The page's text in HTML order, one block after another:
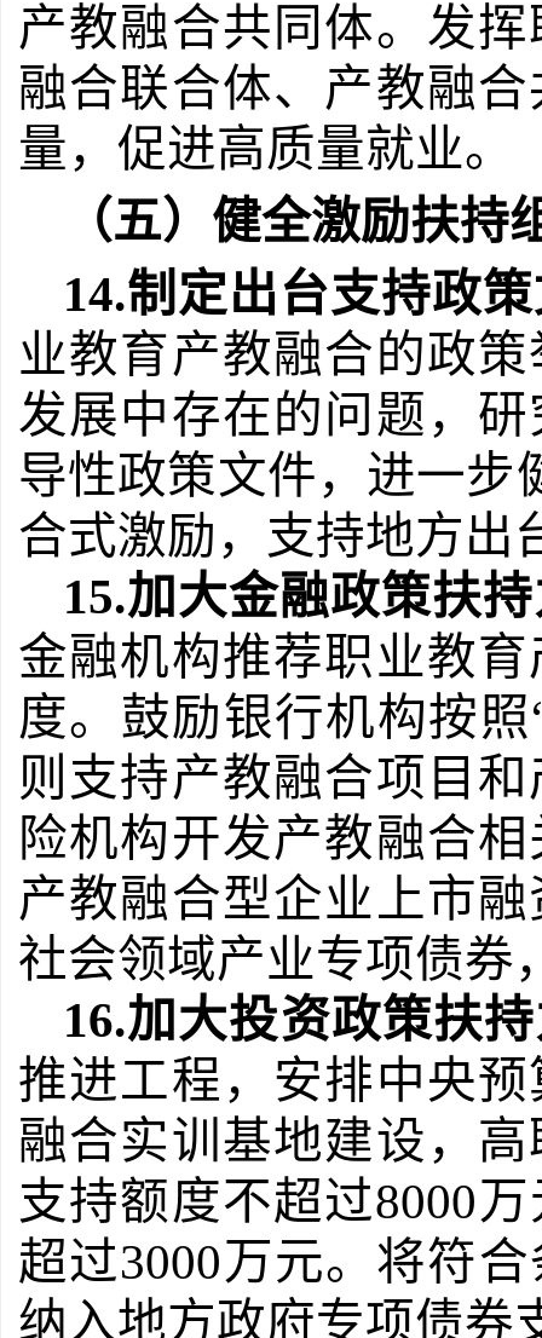
产教融合共同体。发
融合联合体、产教融
量，促进高质量就业。
（五）健全激励扶持
14.制定出台支持政
业教育产教融合的政
发展中存在的问题，
导性政策文件，进一步
合式激励，支持地方出
15.加大金融政策扶
金融机构推荐职业教
度。鼓励银行机构按照
则支持产教融合项目
险机构开发产教融合
产教融合型企业上市
社会领域产业专项债券
16.加大投资政策扶
推进工程，安排中央
融合实训基地建设，
支持额度不超过8000
超过3000万元。将符
纳入地方政府专项债券